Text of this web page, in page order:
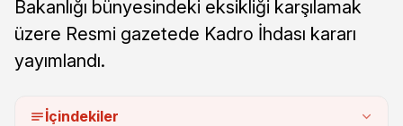
Bakanlığı bünyesindeki eksikliği karşılamak
üzere Resmi gazetede Kadro İhdası kararı
yayımlandı.
İçindekiler